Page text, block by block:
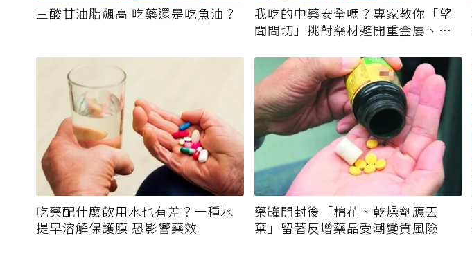
三酸甘油脂飆高 吃藥還是吃魚油？
我吃的中藥安全嗎？專家教你「望
聞問切」挑對藥材避開重金屬、發
吃藥配什麼飲用水也有差？一種水
提早溶解保護膜 恐影響藥效
藥罐開封後「棉花、乾燥劑應丟
棄」留著反增藥品受潮變質風險